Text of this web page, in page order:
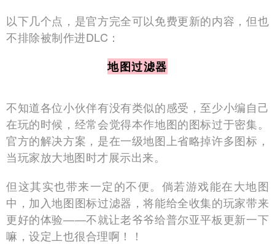
以下几个点，是官方完全可以免费更新的内容，但也
不排除被制作进DLC：
地图过滤器
不知道各位小伙伴有没有类似的感受，至少小编自己
在玩的时候，经常会觉得本作地图的图标过于密集。
官方的解决方案，是在一级地图上省略掉许多图标，
当玩家放大地图时才展示出来。
但这其实也带来一定的不便。倘若游戏能在大地图
中，加入地图图标过滤器，将能给全收集的玩家带来
更好的体验——不就让老爷爷给普尔亚平板更新一下
嘛，设定上也很合理啊！！